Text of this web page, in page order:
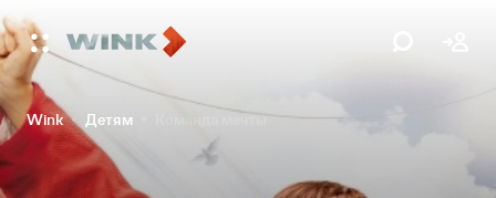
Wink Детям Команда мечты